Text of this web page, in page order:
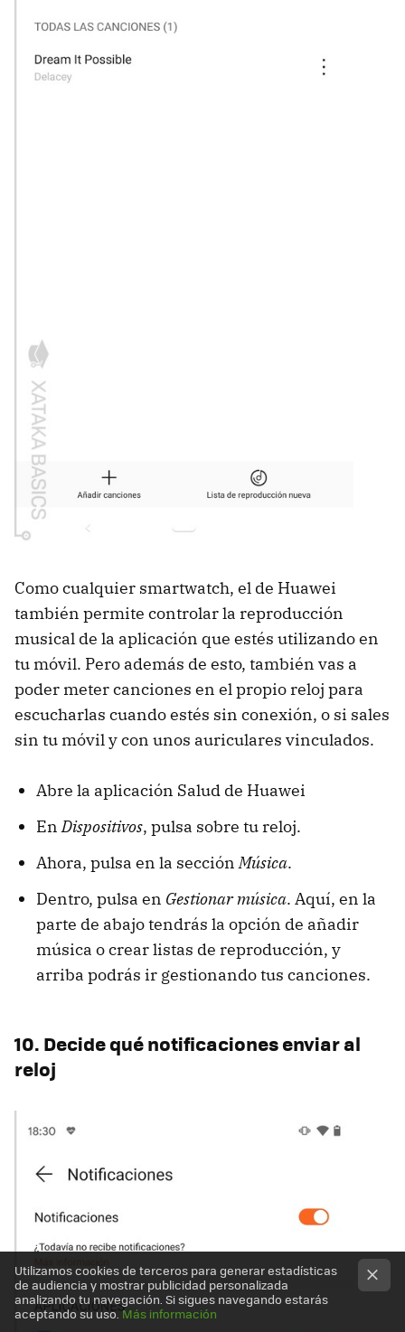
Como cualquier smartwatch, el de Huawei
también permite controlar la reproducción
musical de la aplicación que estés utilizando en
tu móvil. Pero además de esto, también vas a
poder meter canciones en el propio reloj para
escucharlas cuando estés sin conexión, o si sales
sin tu móvil y con unos auriculares vinculados.
Abre la aplicación Salud de Huawei
EnDispositivos, pulsa sobre tu reloj.
Ahora, pulsa en la secciónMúsica.
Dentro, pulsa en Gestionar música. Aquí, en la
parte de abajo tendrás la opción de añadir
música o crear listas de reproducción, y
arriba podrás ir gestionando tus canciones.
10. Decide qué notificaciones enviar al
reloj
Utilizamos cookies de terceros para generar estadísticas
de audiencia y mostrar publicidad personalizada
analizando tu navegación. Si sigues navegando estarás
aceptando su uso. Más información